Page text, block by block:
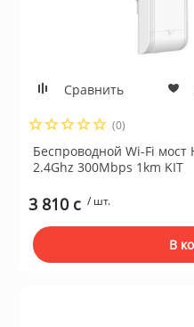
Сравнить
(0)
Беспроводной Wi-Fi мост
2.4Ghz 300Mbps 1km KIT
3 810 c / шт.
В